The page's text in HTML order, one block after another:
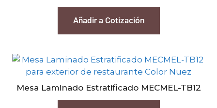
Añadir a Cotización
Mesa Laminado Estratificado MECMEL-TB12